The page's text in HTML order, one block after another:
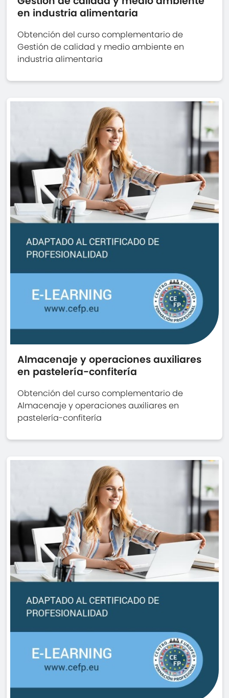
en industria alimentaria
Obtención del curso complementario de
Gestión de calidad y medio ambiente en
industria alimentaria
Almacenaje y operaciones auxiliares
en pastelería-confitería
Obtención del curso complementario de
Almacenaje y operaciones auxiliares en
pastelería-confitería